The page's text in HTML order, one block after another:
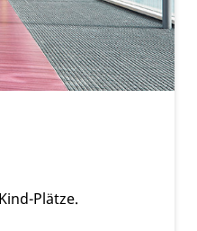
Plätze.